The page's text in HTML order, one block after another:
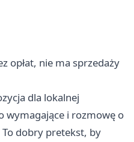
opłat, nie ma sprzedaży
dla lokalnej
wymagające i rozmowę o
dobry pretekst, by